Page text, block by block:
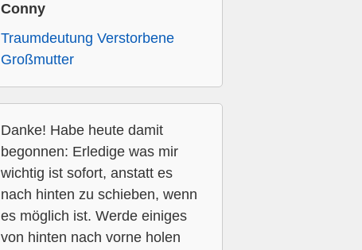
Conny
Traumdeutung Verstorbene
Großmutter
Danke! Habe heute damit
begonnen: Erledige was mir
wichtig ist sofort, anstatt es
nach hinten zu schieben, wenn
es möglich ist. Werde einiges
von hinten nach vorne holen